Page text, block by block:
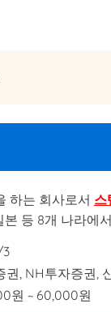
하는 회사로서 스
등 8개 나라에
3
권, NH투자증권,
원 ~ 60,000원